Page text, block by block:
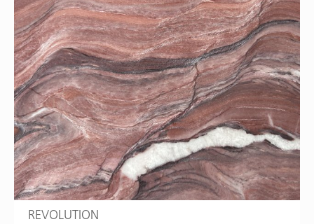
REVOLUTION